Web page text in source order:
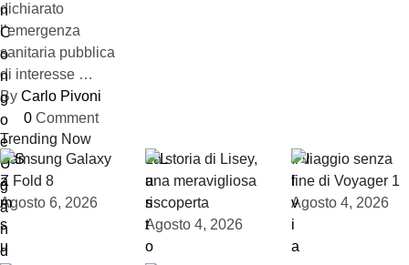
dichiarato
l’emergenza
sanitaria pubblica
di interesse …
By Carlo Pivoni
0 Comment
Trending Now
Samsung Galaxy
Z Fold 8
Agosto 6, 2026
La storia di Lisey,
una meravigliosa
riscoperta
Agosto 4, 2026
Il viaggio senza
fine di Voyager 1
Agosto 4, 2026